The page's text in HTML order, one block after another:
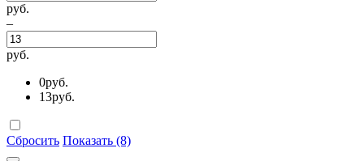
руб.
–
руб.
0руб.
13руб.
Сбросить Показать (8)